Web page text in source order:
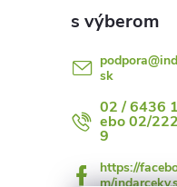
podpora@
sk
02 / 6436
ebo 02/
9
https://
m/